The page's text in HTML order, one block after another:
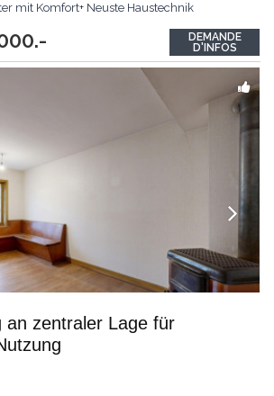
mit Komfort+ Neuste Haustechnik
oder junge FamilienKLARTEXT:
auf mehreren Ebenen mit dem Gefühl
DEMANDE
D'INFOS
an zentraler Lage für